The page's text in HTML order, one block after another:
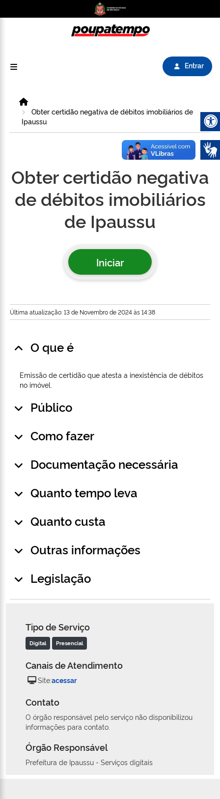
Entrar
Obter certidão negativa de débitos imobiliários de
Ipaussu
Obter certidão negativa
de débitos imobiliários
de Ipaussu
Iniciar
Última atualização: 13 de Novembro de 2024 às 14:38
O que é
Emissão de certidão que atesta a inexistência de débitos
no imóvel.
Público
Como fazer
Documentação necessária
Quanto tempo leva
Quanto custa
Outras informações
Legislação
Tipo de Serviço
Digital Presencial
Canais de Atendimento
Site:acessar
Contato
O órgão responsável pelo serviço não disponibilizou
informações para contato.
Órgão Responsável
Prefeitura de Ipaussu - Serviços digitais